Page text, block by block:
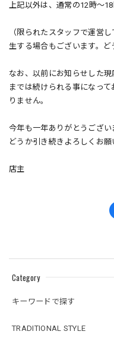
Category
キーワードで探す
TRADITIONAL STYLE
上記以外は、通常の12時〜
（限られたスタッフで運営
生する場合もございます。ど
なお、以前にお知らせした
までは続けられる事になっ
りません。
今年も一年ありがとうござい
どうか引き続きよろしくお願
店主